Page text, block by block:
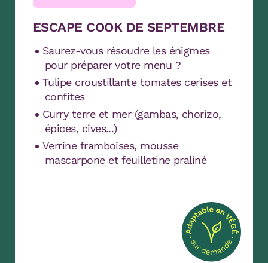
ESCAPE COOK DE SEPTEMBRE
Saurez-vous résoudre les énigmes
pour préparer votre menu ?
Tulipe croustillante tomates cerises et
confites
Curry terre et mer (gambas, chorizo,
épices, cives...)
Verrine framboises, mousse
mascarpone et feuilletine praliné